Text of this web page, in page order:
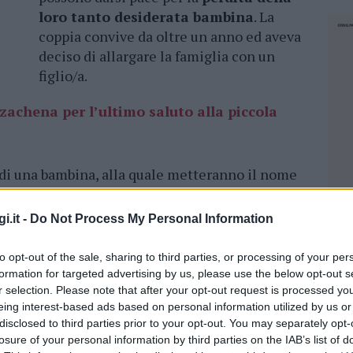
- Do Not Process My Personal Information
opt-out of the sale, sharing to third parties, or processing of your
for targeted advertising by us, please use the below opt-out
selection. Please note that after your opt-out request is processed
interest-based ads based on personal information utilized by us
to third parties prior to your opt-out. You may separately
of your personal information by third parties on the IAB’s list of
loro tanto desiderata bambina. La
coppia convive da oltre un anno ed aveva
deciso di allargare la famiglia con un
figlio/a.
per l’ultimo saluto alla piccola
una bambina, alla quale metteranno il nome
di gravidanza inizia a manifestare il
messa a riposo,supportato dall’ausilio di
e dilatazione. Nonostante questo e
alla lettera i consigli dei medici,il 7
manifestare i sintomi del parto,con
ilricoveroprima ad Olbia e poi
I medici fanno il possibile per fermare
sopravviene quattro giorni dopo,l’11